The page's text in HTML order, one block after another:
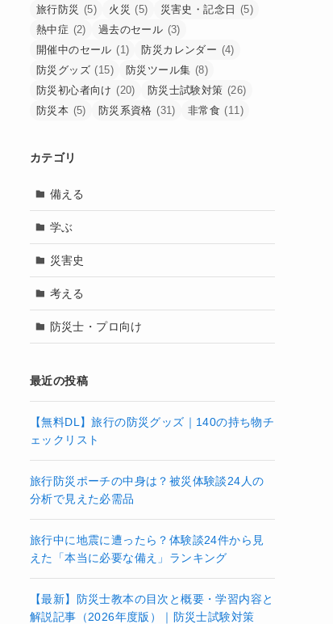
旅行防災 (5) 火災 (5) 災害史・記念日 (5)
熱中症 (2) 過去のセール (3)
開催中のセール (1) 防災カレンダー (4)
防災グッズ (15) 防災ツール集 (8)
防災初心者向け (20) 防災士試験対策 (26)
防災本 (5) 防災系資格 (31) 非常食 (11)
カテゴリ
備える
学ぶ
災害史
考える
防災士・プロ向け
最近の投稿
【無料DL】旅行の防災グッズ｜140の持ち物チ
ェックリスト
旅行防災ポーチの中身は？被災体験談24人の
分析で見えた必需品
旅行中に地震に遭ったら？体験談24件から見
えた「本当に必要な備え」ランキング
【最新】防災士教本の目次と概要・学習内容と
解説記事（2026年度版）｜防災士試験対策